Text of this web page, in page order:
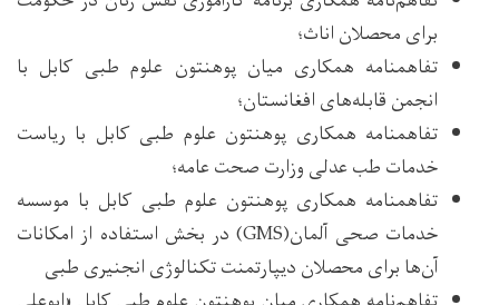
برای محصلان اناث؛
تفاهم‏نامه همکاری میان پوهنتون علوم طبی کابل با
انجمن قابله‌های افغانستان؛
تفاهم‏نامه همکاری پوهنتون علوم طبی کابل با ریاست
خدمات طب عدلی وزارت صحت عامه؛
تفاهم‏نامه همکاری پوهنتون علوم طبی کابل با موسسه
خدمات صحی آلمان(GMS) در بخش استفاده از امکانات
آن‌ها برای محصلان دیپارتمنت تکنالوژی انجنیری طبی